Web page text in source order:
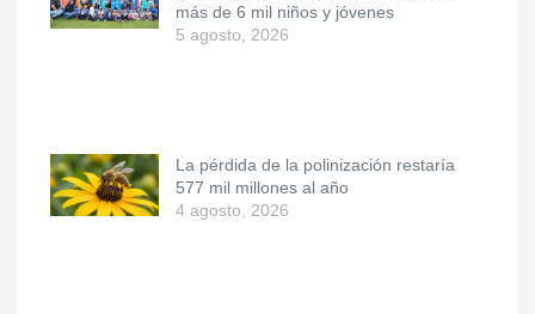
más de 6 mil niños y jóvenes
5 agosto, 2026
La pérdida de la polinización restaría
577 mil millones al año
4 agosto, 2026